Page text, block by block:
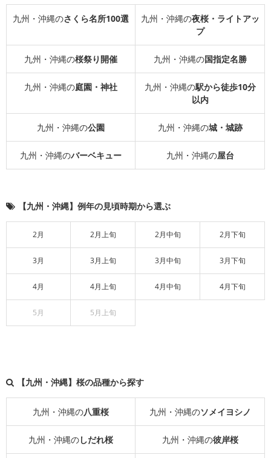
九州・沖縄のさくら名所100選 九州・沖縄の夜桜・ライトアッ
プ
九州・沖縄の桜祭り開催 九州・沖縄の国指定名勝
九州・沖縄の庭園・神社 九州・沖縄の駅から徒歩10分
以内
九州・沖縄の公園 九州・沖縄の城・城跡
九州・沖縄のバーベキュー 九州・沖縄の屋台
【九州・沖縄】例年の見頃時期から選ぶ
2月 2月上旬 2月中旬 2月下旬
3月 3月上旬 3月中旬 3月下旬
4月 4月上旬 4月中旬 4月下旬
5月 5月上旬
【九州・沖縄】桜の品種から探す
九州・沖縄の八重桜 九州・沖縄のソメイヨシノ
九州・沖縄のしだれ桜 九州・沖縄の彼岸桜